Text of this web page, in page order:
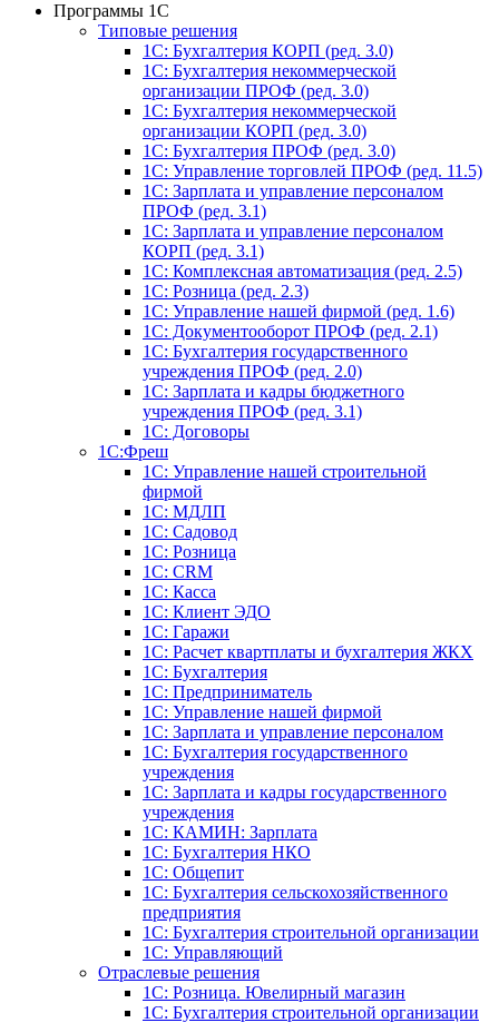
Программы 1С
Типовые решения
1C: Бухгалтерия КОРП (ред. 3.0)
1С: Бухгалтерия некоммерческой
организации ПРОФ (ред. 3.0)
1С: Бухгалтерия некоммерческой
организации КОРП (ред. 3.0)
1C: Бухгалтерия ПРОФ (ред. 3.0)
1C: Управление торговлей ПРОФ (ред. 11.5)
1C: Зарплата и управление персоналом
ПРОФ (ред. 3.1)
1C: Зарплата и управление персоналом
КОРП (ред. 3.1)
1C: Комплексная автоматизация (ред. 2.5)
1С: Розница (ред. 2.3)
1С: Управление нашей фирмой (ред. 1.6)
1С: Документооборот ПРОФ (ред. 2.1)
1C: Бухгалтерия государственного
учреждения ПРОФ (ред. 2.0)
1C: Зарплата и кадры бюджетного
учреждения ПРОФ (ред. 3.1)
1С: Договоры
1С:Фреш
1С: Управление нашей строительной
фирмой
1С: МДЛП
1С: Садовод
1С: Розница
1C: CRM
1C: Касса
1С: Клиент ЭДО
1С: Гаражи
1C: Расчет квартплаты и бухгалтерия ЖКХ
1C: Бухгалтерия
1C: Предприниматель
1C: Управление нашей фирмой
1C: Зарплата и управление персоналом
1C: Бухгалтерия государственного
учреждения
1C: Зарплата и кадры государственного
учреждения
1C: КАМИН: Зарплата
1C: Бухгалтерия НКО
1С: Общепит
1С: Бухгалтерия сельскохозяйст­венного
предприятия
1С: Бухгалтерия строительной организации
1С: Управляющий
Отраслевые решения
1С: Розница. Ювелирный магазин
1С: Бухгалтерия строительной организации